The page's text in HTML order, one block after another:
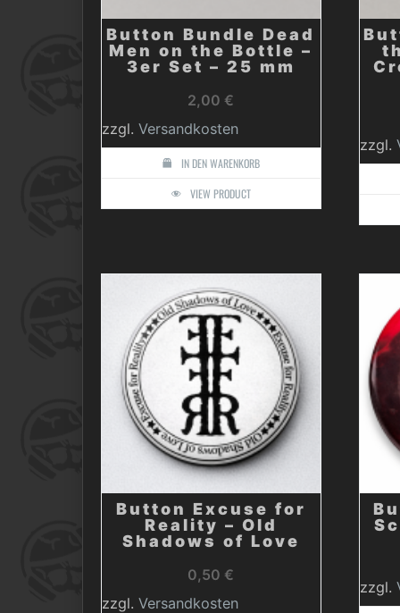
Button Bundle Dead
Men on the Bottle –
3er Set – 25 mm
2,00€
zzgl. Versandkosten
IN DEN WARENKORB
VIEW PRODUCT
zzgl.
Button Excuse for
Reality – Old
Shadows of Love
0,50€
zzgl. Versandkosten
zzgl.